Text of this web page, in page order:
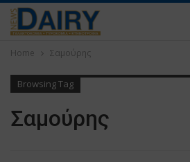
Home Σαμούρης
Browsing Tag
Σαμούρης